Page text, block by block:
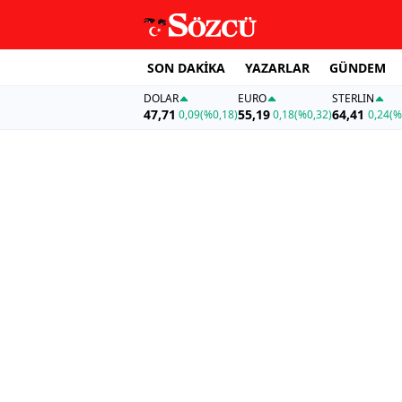
SON DAKİKA YAZARLAR GÜNDEM
DOLAR
47,71 0,09(%0,18)
EURO
55,19 0,18(%0,32)
STERLIN
64,41 0,24